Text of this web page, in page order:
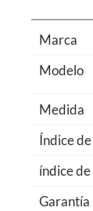
Marca
Modelo
Medida
Índice
índice
Garantía